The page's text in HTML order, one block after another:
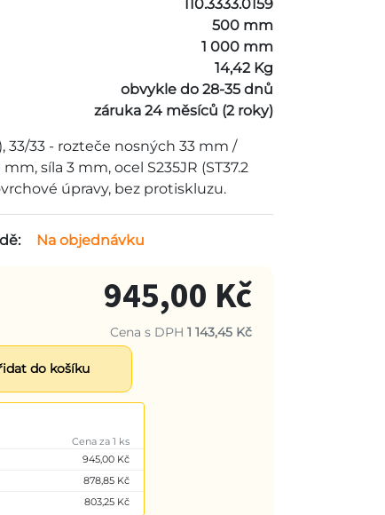
110.3333.0159
500 mm
1 000 mm
14,42 Kg
obvykle do 28-35 dnů
záruka 24 měsíců (2 roky)
33/33 - rozteče nosných 33 mm /
síla 3 mm, ocel S235JR (ST37.2
úpravy, bez protiskluzu.
Na objednávku
945,00 Kč
Cena s DPH 1 143,45 Kč
do košíku
Cena za 1 ks
945,00 Kč
878,85 Kč
803,25 Kč